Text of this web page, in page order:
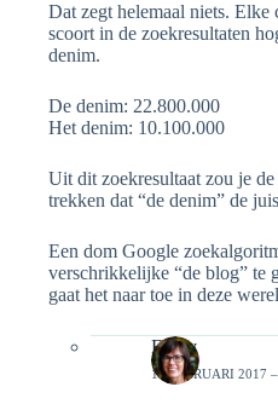
Dat zegt helemaal niets. Elke
scoort in de zoekresultaten
denim.
De denim: 22.800.000
Het denim: 10.100.000
Uit dit zoekresultaat zou je
trekken dat “de denim” de
Een dom Google
verschrikkelijke “de blog” te
gaat het naar toe in deze
Emily
19 FEBRUARI 2017